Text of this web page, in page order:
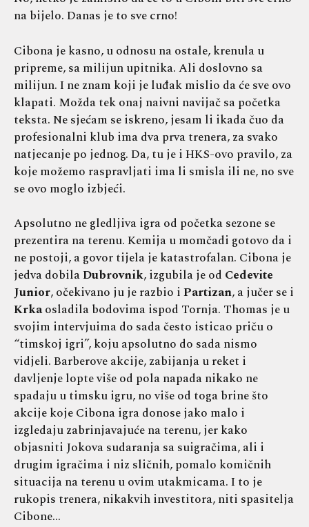
na bijelo. Danas je to sve crno!
Cibona je kasno, u odnosu na ostale, krenula u
pripreme, sa milijun upitnika. Ali doslovno sa
milijun. I ne znam koji je luđak mislio da će sve ovo
klapati. Možda tek onaj naivni navijač sa početka
teksta. Ne sjećam se iskreno, jesam li ikada čuo da
profesionalni klub ima dva prva trenera, za svako
natjecanje po jednog. Da, tu je i HKS-ovo pravilo, za
koje možemo raspravljati ima li smisla ili ne, no sve
se ovo moglo izbjeći.
Apsolutno ne gledljiva igra od početka sezone se
prezentira na terenu. Kemija u momčadi gotovo da i
ne postoji, a govor tijela je katastrofalan. Cibona je
jedva dobilaDubrovnik, izgubila je od Cedevite
Junior, očekivano ju je razbio iPartizan, a jučer se i
Krkaosladila bodovima ispod Tornja. Thomas je u
svojim intervjuima do sada često isticao priču o
“timskoj igri”, koju apsolutno do sada nismo
vidjeli. Barberove akcije, zabijanja u reket i
davljenje lopte više od pola napada nikako ne
spadaju u timsku igru, no više od toga brine što
akcije koje Cibona igra donose jako malo i
izgledaju zabrinjavajuće na terenu, jer kako
objasniti Jokova sudaranja sa suigračima, ali i
drugim igračima i niz sličnih, pomalo komičnih
situacija na terenu u ovim utakmicama. I to je
rukopis trenera, nikakvih investitora, niti spasitelja
Cibone…